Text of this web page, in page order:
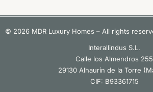
© 2026 MDR Luxury Homes – All rights
Interallindus S.L.
Calle los Almendros 255
29130 Alhaurín de la Torre
CIF: B93361715